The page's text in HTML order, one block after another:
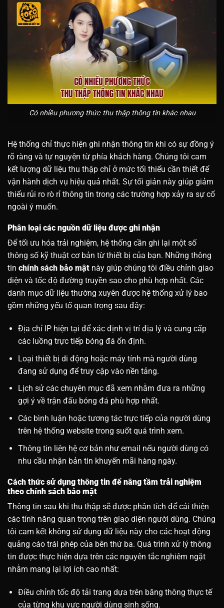
Có nhiều phương thức thu thập thông tin khác nhau
Hệ thống chỉ thực hiện ghi nhận thông tin khi có sự đồng ý
rõ ràng và tự nguyện từ phía khách hàng. Chúng tôi cam
kết lượng dữ liệu thu thập chỉ ở mức tối thiểu cần thiết để
vận hành dịch vụ hiệu quả nhất. Sự tối giản này giúp giảm
thiểu rủi ro rò rỉ thông tin trong các trường hợp xảy ra sự cố
ngoài ý muốn.
Phân loại các nguồn dữ liệu được ghi nhận
Để tối ưu hóa trải nghiệm, hệ thống cần ghi lại một số
thông số kỹ thuật cơ bản từ thiết bị của bạn. Những thông
tin chính sách bảo mật này giúp chúng tôi điều chỉnh giao
diện và tốc độ đường truyền sao cho phù hợp nhất. Các
danh mục dữ liệu thường xuyên được hệ thống xử lý bao
gồm những yếu tố quan trọng sau đây:
Địa chỉ IP hiện tại để xác định vị trí địa lý và cung cấp
các luồng trực tiếp bóng đá ổn định.
Loại thiết bị di động hoặc máy tính mà người dùng
đang sử dụng để truy cập vào nền tảng.
Lịch sử các chuyên mục đã xem nhằm đưa ra những
gợi ý về trận đấu bóng đá phù hợp nhất.
Các bình luận hoặc tương tác trực tiếp của người dùng
trên hệ thống website trong suốt quá trình xem.
Thông tin liên hệ cơ bản như email nếu người dùng có
nhu cầu nhận bản tin khuyến mãi hàng ngày.
Cách thức sử dụng thông tin để nâng tầm trải nghiệm
theo chính sách bảo mật
Thông tin sau khi thu thập sẽ được phân tích để cải thiện
các tính năng quan trọng trên giao diện người dùng. Chúng
tôi cam kết không sử dụng dữ liệu này cho các hoạt động
quảng cáo trái phép của bên thứ ba. Quá trình xử lý thông
tin được thực hiện dựa trên các nguyên tắc nghiêm ngặt
nhằm mang lại lợi ích cao nhất:
Điều chỉnh tốc độ tải trang dựa trên băng thông thực tế
của từng khu vực người dùng sinh sống.